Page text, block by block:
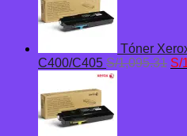
Tóner
C400/C405 S/1,095.31 El
S/